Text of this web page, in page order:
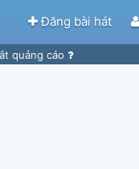
Đăng bài hát
quảng cáo